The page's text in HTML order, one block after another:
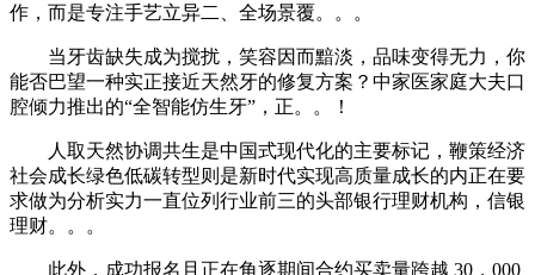
作，而是专注手艺立异二、全场景覆。。。
当牙齿缺失成为搅扰，笑容因而黯淡，品味变得无力，你
能否巴望一种实正接近天然牙的修复方案？中家医家庭大夫口
腔倾力推出的“全智能仿生牙”，正。。！
人取天然协调共生是中国式现代化的主要标记，鞭策经济
社会成长绿色低碳转型则是新时代实现高质量成长的内正在要
求做为分析实力一直位列行业前三的头部银行理财机构，信银
理财。。。
此外，成功报名且正在角逐期间合约买卖量跨越 30，000